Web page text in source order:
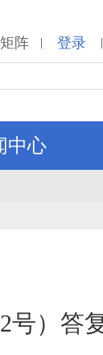
阵 | 登录 |
中心
号）答